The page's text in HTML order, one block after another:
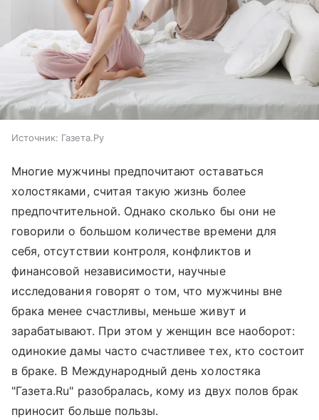
Источник: Газета.Ру
Многие мужчины предпочитают оставаться
холостяками, считая такую жизнь более
предпочтительной. Однако сколько бы они не
говорили о большом количестве времени для
себя, отсутствии контроля, конфликтов и
финансовой независимости, научные
исследования говорят о том, что мужчины вне
брака менее счастливы, меньше живут и
зарабатывают. При этом у женщин все наоборот:
одинокие дамы часто счастливее тех, кто состоит
в браке. В Международный день холостяка
"Газета.Ru" разобралась, кому из двух полов брак
приносит больше пользы.